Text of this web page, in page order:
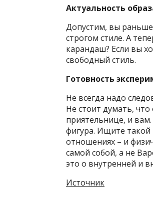
Актуальность
Допустим, вы раньше
строгом стиле. А
карандаш? Если вы
свободный стиль.
Готовность
Не всегда надо
Не стоит думать,
приятельнице, и
фигура. Ищите
отношениях – и
самой собой, а не
это о внутренней и
Источник